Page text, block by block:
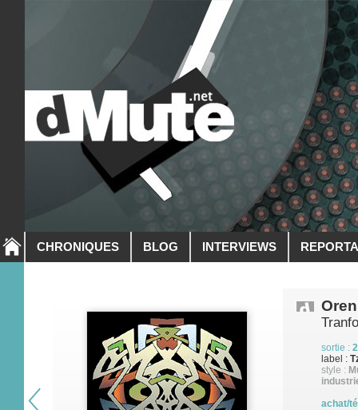
CHRONIQUES BLOG INTERVIEWS
sortie :
label :
style :
achat/